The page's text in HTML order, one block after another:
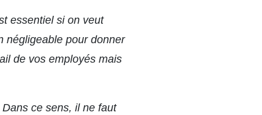
essentiel si on veut
négligeable pour donner
de vos employés mais
ce sens, il ne faut